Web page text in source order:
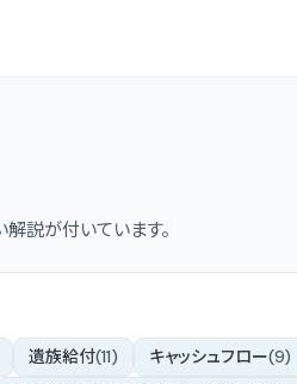
説が付いています。
遺族給付(11) キャッシュフロー(9)